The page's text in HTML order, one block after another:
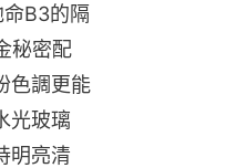
命B3的隔
秘密配
色調更能
光玻璃
明亮清